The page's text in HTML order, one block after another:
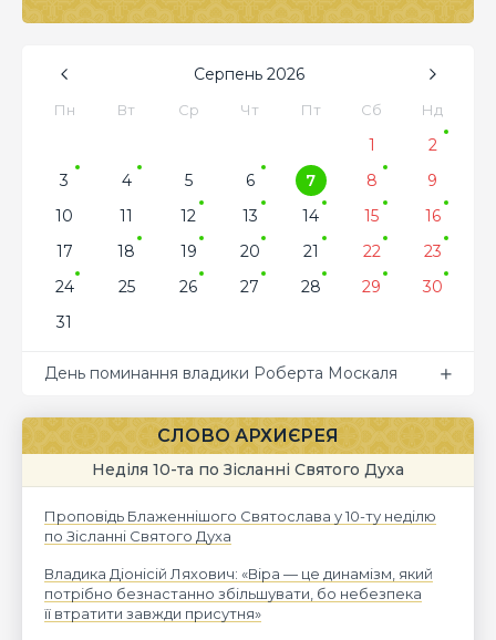
Серпень 2026
Пн Вт Ср Чт Пт Сб Нд
1
2
3
4 5 6 7 8
9
10
11 12 13 14 15
16
17
18 19 20 21 22
23
24
25 26 27 28 29
30
31
День поминання владики Роберта Москаля
СЛОВО АРХИЄРЕЯ
Неділя 10-та по Зісланні Святого Духа
Проповідь Блаженнішого Святослава у 10-ту неділю
по Зісланні Святого Духа
Владика Діонісій Ляхович: «Віра — це динамізм, який
потрібно безнастанно збільшувати, бо небезпека
її втратити завжди присутня»